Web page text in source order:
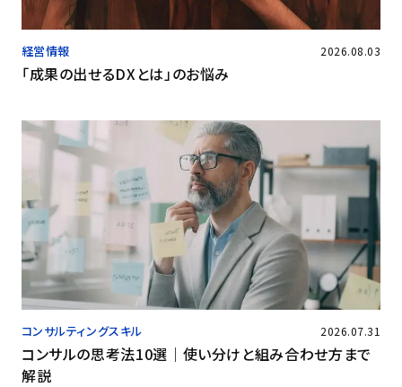
経営情報 2026.08.03
「成果の出せるDXとは」のお悩み
コンサルティングスキル 2026.07.31
コンサルの思考法10選｜使い分けと組み合わせ方まで
解説